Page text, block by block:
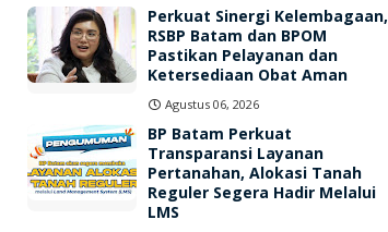
Perkuat Sinergi Kelembagaan,
RSBP Batam dan BPOM
Pastikan Pelayanan dan
Ketersediaan Obat Aman
Agustus 06, 2026
BP Batam Perkuat
Transparansi Layanan
Pertanahan, Alokasi Tanah
Reguler Segera Hadir Melalui
LMS